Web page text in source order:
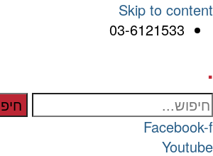
Skip to content
03-6121533
.
Facebook-f
Youtube